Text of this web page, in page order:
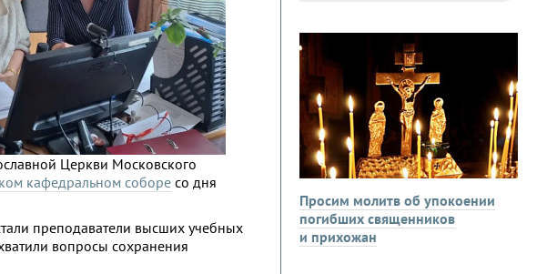
Церкви Московского
кафедральном соборе со дня
преподаватели высших учебных
вопросы сохранения
Просим молитв об упокоении
погибших священников
и прихожан